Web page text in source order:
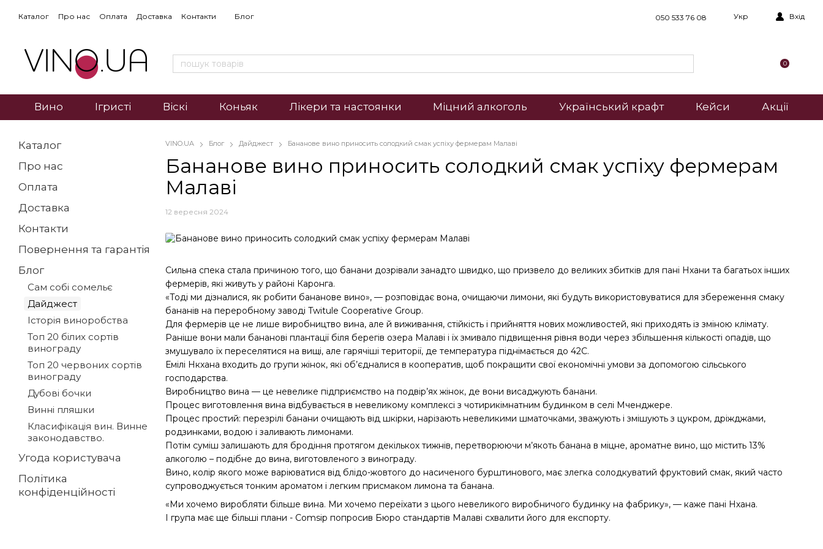
Каталог Про нас Оплата Доставка Контакти Блог 050 533 76 08 Укр Вхід
0
Вино Ігристі Віскі Коньяк Лікери та настоянки Міцний алкоголь Український крафт Кейси Акції
VINO.UA Блог Дайджест Бананове вино приносить солодкий смак успіху фермерам Малаві
Бананове вино приносить солодкий смак успіху фермерам
Малаві
12 вересня 2024
Сильна спека стала причиною того, що банани дозрівали занадто швидко, що призвело до великих збитків для пані Нхани та багатьох інших
фермерів, які живуть у районі Каронга.
«Тоді ми дізналися, як робити бананове вино», — розповідає вона, очищаючи лимони, які будуть використовуватися для збереження смаку
бананів на переробному заводі Twitule Cooperative Group.
Для фермерів це не лише виробництво вина, але й виживання, стійкість і прийняття нових можливостей, які приходять із зміною клімату.
Раніше вони мали бананові плантації біля берегів озера Малаві і їх змивало підвищення рівня води через збільшення кількості опадів, що
змушувало їх переселятися на вищі, але гарячіші території, де температура піднімається до 42C.
Емілі Нкхана входить до групи жінок, які об’єдналися в кооператив, щоб покращити свої економічні умови за допомогою сільського
господарства.
Виробництво вина — це невелике підприємство на подвір’ях жінок, де вони висаджують банани.
Процес виготовлення вина відбувається в невеликому комплексі з чотирикімнатним будинком в селі Мченджере.
Процес простий: перезрілі банани очищають від шкірки, нарізають невеликими шматочками, зважують і змішують з цукром, дріжджами,
родзинками, водою і заливають лимонами.
Потім суміш залишають для бродіння протягом декількох тижнів, перетворюючи м’якоть банана в міцне, ароматне вино, що містить 13%
алкоголю – подібне до вина, виготовленого з винограду.
Вино, колір якого може варіюватися від блідо-жовтого до насиченого бурштинового, має злегка солодкуватий фруктовий смак, який часто
супроводжується тонким ароматом і легким присмаком лимона та банана.
«Ми хочемо виробляти більше вина. Ми хочемо переїхати з цього невеликого виробничого будинку на фабрику», — каже пані Нхана.
І група має ще більші плани - Comsip попросив Бюро стандартів Малаві схвалити його для експорту.
Каталог
Про нас
Оплата
Доставка
Контакти
Повернення та гарантія
Блог
Сам собі сомельє
Дайджест
Історія виноробства
Топ 20 білих сортів
винограду
Топ 20 червоних сортів
винограду
Дубові бочки
Винні пляшки
Класифікація вин. Винне
законодавство.
Угода користувача
Політика
конфіденційності